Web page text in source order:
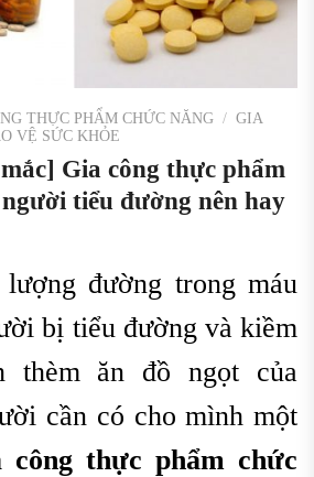
THỰC PHẨM CHỨC NĂNG / GIA
VỆ SỨC KHỎE
Gia công thực phẩm
tiểu đường nên hay
đường trong máu
bị tiểu đường và kiềm
thèm ăn đồ ngọt của
cần có cho mình một
công thực phẩm chức